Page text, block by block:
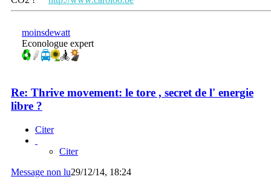
moinsdewatt
Econologue expert
Re: Thrive movement: le tore , secret de l' energie
libre ?
Citer
Citer
Message non lu29/12/14, 18:24